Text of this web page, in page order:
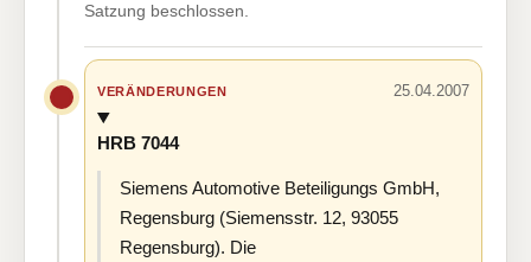
Satzung beschlossen.
VERÄNDERUNGEN 25.04.2007
HRB 7044
Siemens Automotive Beteiligungs GmbH,
Regensburg (Siemensstr. 12, 93055
Regensburg). Die